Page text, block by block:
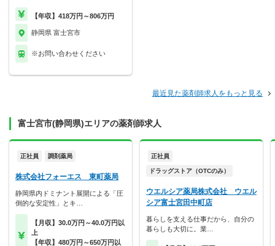
【年収】418万円～806万円
静岡県 富士宮市
※お問い合わせください
最近見た薬剤師求人をもっと見る
富士宮市(静岡県)エリアの薬剤師求人
正社員 調剤薬局
株式会社フォーエス 東町薬局
静岡県内ドミナント展開による「圧
倒的な安定性」とキ…
【月収】30.0万円～40.0万円以
上
【年収】480万円～650万円以
正社員
ドラッグストア（OTCのみ）
ウエルシア薬局株式会社 ウエル
シア富士宮田中町店
暮らしを支える仕事だから、自分の
暮らしも大切に。業…